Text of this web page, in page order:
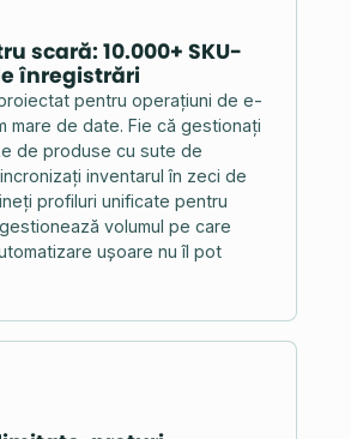
scară: 10.000+ SKU-
înregistrări
pentru operațiuni de e-
mare de date. Fie că gestionați
de produse cu sute de
inventarul în zeci de
profiluri unificate pentru
volumul pe care
ușoare nu îl pot